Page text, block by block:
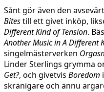
Sånt gör även den
Bitestill ett givet inköp,
Different Kind of Tension.
Another Music in A Different
singelmästerverken
Linder Sterlings grymma
Get?, och givetvis Boredom
skränigare och ännu